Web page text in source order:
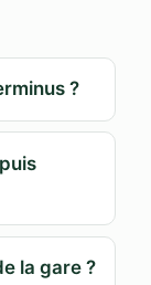
?
la gare ?